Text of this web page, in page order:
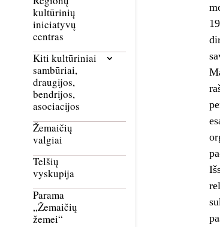
kultūrinių
iniciatyvų
centras
Kiti kultūriniai
sambūriai,
draugijos,
bendrijos,
asociacijos
Žemaičių
valgiai
Telšių
vyskupija
Parama
„Žemaičių
žemei“